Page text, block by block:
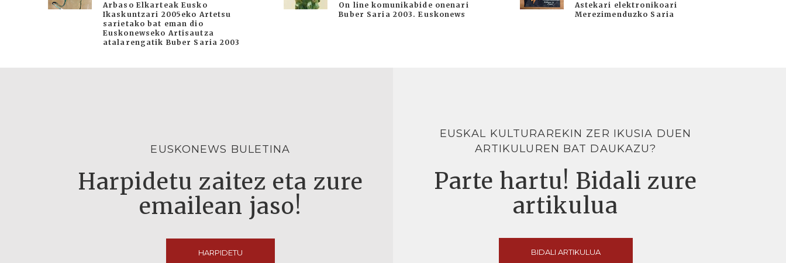
Arbaso Elkarteak Eusko
Ikaskuntzari 2005eko Artetsu
sarietako bat eman dio
Euskonewseko Artisautza
atalarengatik Buber Saria 2003
On line komunikabide onenari
Buber Saria 2003. Euskonews
Astekari elektronikoari
Merezimenduzko Saria
EUSKONEWS BULETINA
Harpidetu zaitez eta zure
emailean jaso!
HARPIDETU
EUSKAL KULTURAREKIN ZER IKUSIA DUEN
ARTIKULUREN BAT DAUKAZU?
Parte hartu! Bidali zure
artikulua
BIDALI ARTIKULUA